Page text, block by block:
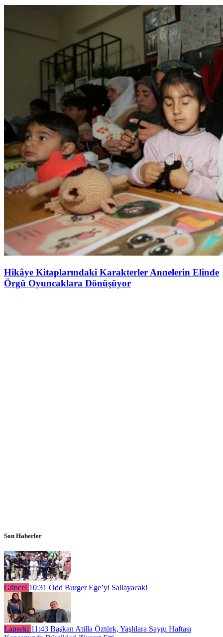
Hikâye Kitaplarındaki Karakterler Annelerin Elinde
Örgü Oyuncaklara Dönüşüyor
Son Haberler
Güncel 10:31 Odd Burger Ege’yi Sallayacak!
Lapseki 11:43 Başkan Atilla Öztürk, Yaşlılara Saygı Haftası